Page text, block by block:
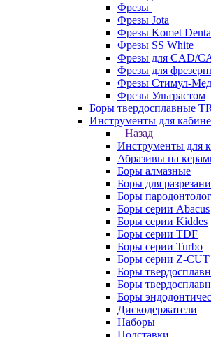
Фрезы
Фрезы Jota
Фрезы Komet
Фрезы SS White
Фрезы для CAD/
Фрезы для
Фрезы Стимул-Мед
Фрезы Ультрастом
Боры твердосплавные
Инструменты для
Назад
Инструменты для
Абразивы на
Боры алмазные
Боры для
Боры
Боры серии Abacus
Боры серии Kiddes
Боры серии TDF
Боры серии Turbo
Боры серии Z-CUT
Боры
Боры
Боры
Дискодержатели
Наборы
Подставки